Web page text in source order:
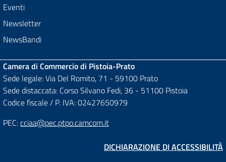
Eventi
Newsletter
NewsBandi
Camera di Commercio di Pistoia-Prato
Sede legale: Via Del Romito, 71 - 59100 Prato
Sede distaccata: Corso Silvano Fedi, 36 - 51100 Pistoia
Codice fiscale / P. IVA: 02427650979
PEC:cciaa@pec.ptpo.camcom.it
DICHIARAZIONE DI ACCESSIBILITÀ